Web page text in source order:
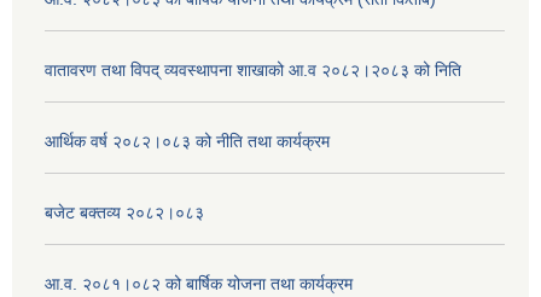
वातावरण तथा विपद् व्यवस्थापना शाखाको आ.व २०८२।२०८३ को निति
आर्थिक वर्ष २०८२।०८३ को नीति तथा कार्यक्रम
बजेट बक्तव्य २०८२।०८३
आ.व. २०८१।०८२ को बार्षिक योजना तथा कार्यक्रम